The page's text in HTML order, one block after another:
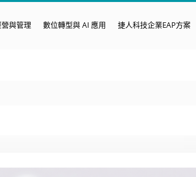
與管理 數位轉型與 AI 應用 捷人科技企業EAP方案